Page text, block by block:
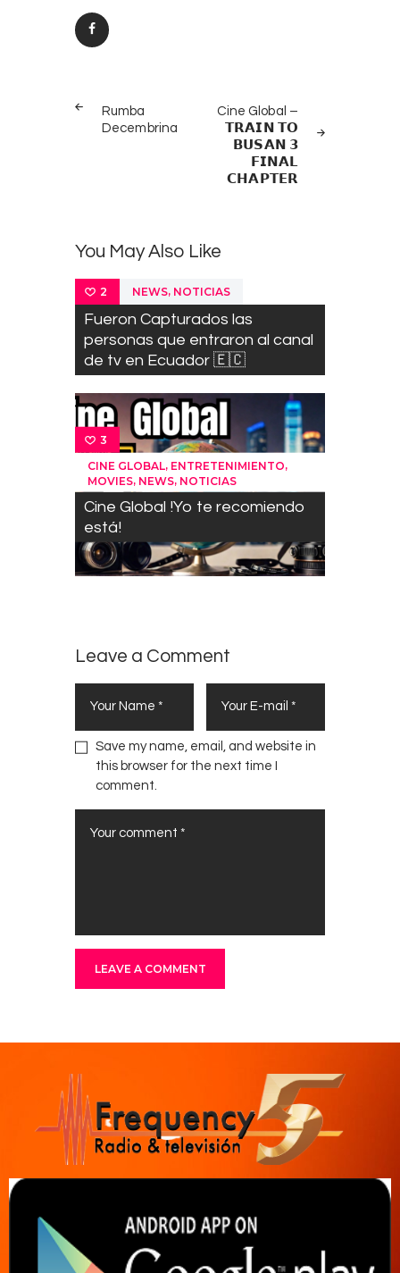
navigation
POST
Rumba
Decembrina
Cine Global –
𝗧𝗥𝗔𝗜𝗡 𝗧𝗢
𝗕𝗨𝗦𝗔𝗡 𝟯
𝗙𝗜𝗡𝗔𝗟
𝗖𝗛𝗔𝗣𝗧𝗘𝗥
You May Also Like
2 NEWS, NOTICIAS
Fueron Capturados las
personas que entraron al canal
de tv en Ecuador 🇪🇨
3
CINE GLOBAL, ENTRETENIMIENTO,
MOVIES, NEWS, NOTICIAS
Cine Global !Yo te recomiendo
está!
Leave a Comment
Save my name, email, and website in
this browser for the next time I
comment.